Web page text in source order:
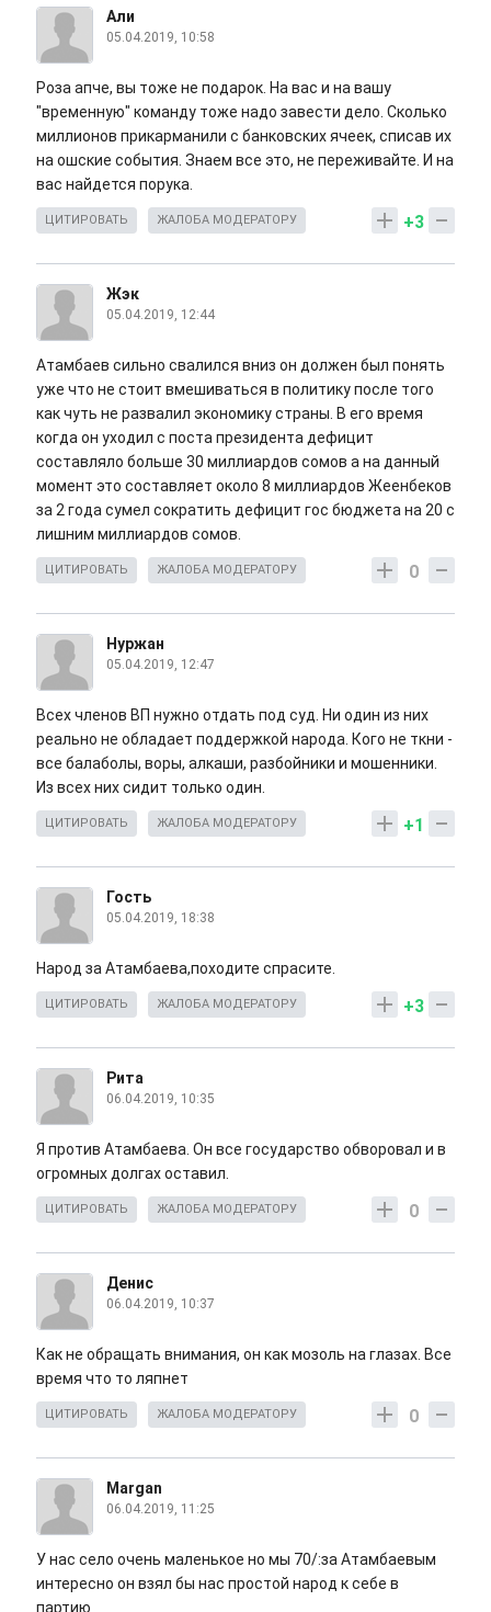
Али
05.04.2019, 10:58
Роза апче, вы тоже не подарок. На вас и на вашу
"временную" команду тоже надо завести дело. Сколько
миллионов прикарманили с банковских ячеек, списав их
на ошские события. Знаем все это, не переживайте. И на
вас найдется порука.
+3
ЦИТИРОВАТЬ ЖАЛОБА МОДЕРАТОРУ
Жэк
05.04.2019, 12:44
Атамбаев сильно свалился вниз он должен был понять
уже что не стоит вмешиваться в политику после того
как чуть не развалил экономику страны. В его время
когда он уходил с поста президента дефицит
составляло больше 30 миллиардов сомов а на данный
момент это составляет около 8 миллиардов Жеенбеков
за 2 года сумел сократить дефицит гос бюджета на 20 с
лишним миллиардов сомов.
0
ЦИТИРОВАТЬ ЖАЛОБА МОДЕРАТОРУ
Нуржан
05.04.2019, 12:47
Всех членов ВП нужно отдать под суд. Ни один из них
реально не обладает поддержкой народа. Кого не ткни -
все балаболы, воры, алкаши, разбойники и мошенники.
Из всех них сидит только один.
+1
ЦИТИРОВАТЬ ЖАЛОБА МОДЕРАТОРУ
Гость
05.04.2019, 18:38
Народ за Атамбаева,походите спрасите.
+3
ЦИТИРОВАТЬ ЖАЛОБА МОДЕРАТОРУ
Рита
06.04.2019, 10:35
Я против Атамбаева. Он все государство обворовал и в
огромных долгах оставил.
0
ЦИТИРОВАТЬ ЖАЛОБА МОДЕРАТОРУ
Денис
06.04.2019, 10:37
Как не обращать внимания, он как мозоль на глазах. Все
время что то ляпнет
0
ЦИТИРОВАТЬ ЖАЛОБА МОДЕРАТОРУ
Margan
06.04.2019, 11:25
У нас село очень маленькое но мы 70/:за Атамбаевым
интересно он взял бы нас простой народ к себе в
партию